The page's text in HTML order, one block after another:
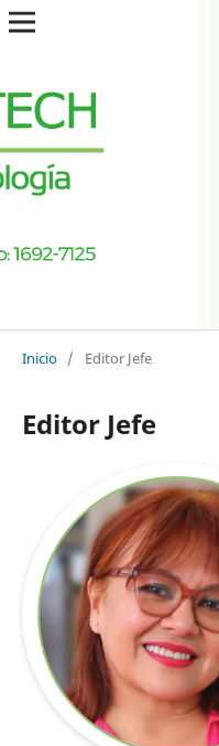
Inicio / Editor Jefe
Editor Jefe